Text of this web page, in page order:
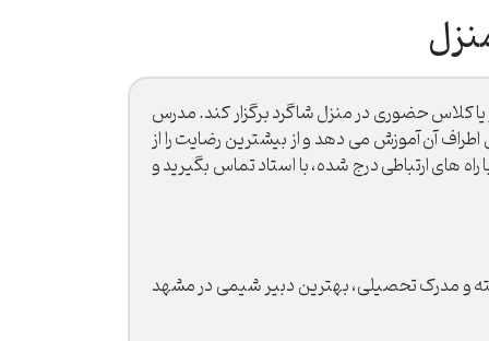
کلاس حضوری در منزل شاگرد برگزار کند. مدرس
آن آموزش می دهد و از بیشترین رضایت را از
های ارتباطی درج شده، با استاد تماس بگیرید و
و مدرک تحصیلی، بهترین دبیر شیمی در مشهد